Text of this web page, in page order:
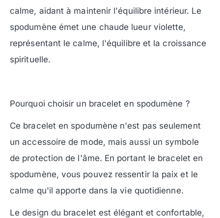
calme, aidant à maintenir l'équilibre intérieur. Le
spodumène émet une chaude lueur violette,
représentant le calme, l'équilibre et la croissance
spirituelle.
Pourquoi choisir un bracelet en spodumène ?
Ce bracelet en spodumène n'est pas seulement
un accessoire de mode, mais aussi un symbole
de protection de l'âme. En portant le bracelet en
spodumène, vous pouvez ressentir la paix et le
calme qu'il apporte dans la vie quotidienne.
Le design du bracelet est élégant et confortable,